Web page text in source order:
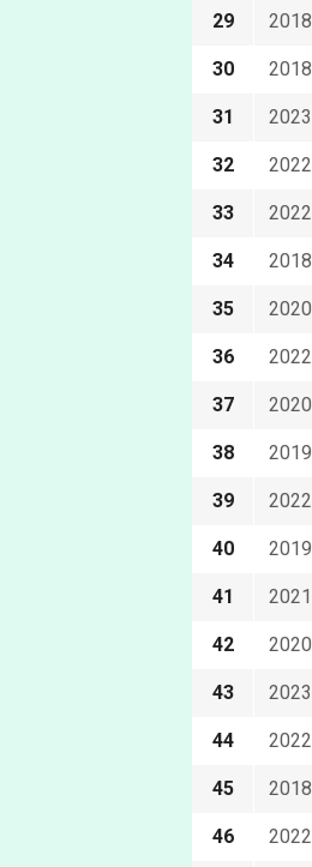
29 2018
30 2018
31 2023
32 2022
33 2022
34 2018
35 2020
36 2022
37 2020
38 2019
39 2022
40 2019
41 2021
42 2020
43 2023
44 2022
45 2018
46 2022